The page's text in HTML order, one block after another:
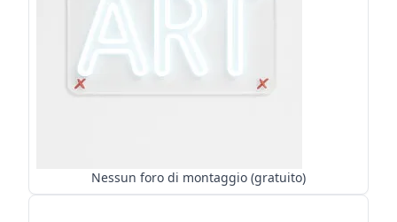
Nessun foro di montaggio (gratuito)